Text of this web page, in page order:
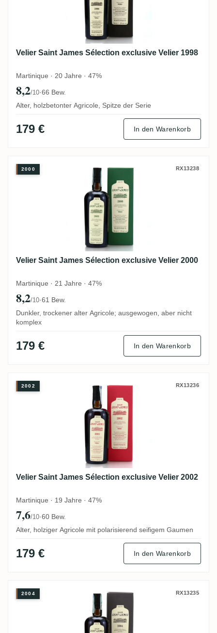
Velier Saint James Sélection exclusive Velier 1998
Martinique · 20 Jahre · 47%
8,2/10·66 Bew.
Alter, holzbetonter Agricole, Spitze der Serie
179 € In den Warenkorb
Velier Saint James Sélection exclusive
2000 RX13238
Velier Saint James Sélection exclusive Velier 2000
Martinique · 21 Jahre · 47%
8,2/10·61 Bew.
Dunkler, trockener alter Agricole; ausgewogen, aber nicht
komplex
179 € In den Warenkorb
Velier Saint James Sélection exclusive
2002 RX13236
Velier Saint James Sélection exclusive Velier 2002
Martinique · 19 Jahre · 47%
7,6/10·60 Bew.
Alter, holziger Agricole mit polarisierend seifigem Gaumen
179 € In den Warenkorb
Velier Saint James Sélection exclusive
2004 RX13235